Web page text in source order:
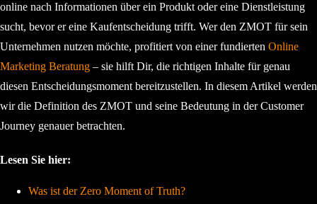
online nach Informationen über ein Produkt oder eine Dienstleistung
sucht, bevor er eine Kaufentscheidung trifft. Wer den ZMOT für sein
Unternehmen nutzen möchte, profitiert von einer fundierten Online
Marketing Beratung– sie hilft Dir, die richtigen Inhalte für genau
diesen Entscheidungsmoment bereitzustellen. In diesem Artikel werden
wir die Definition des ZMOT und seine Bedeutung in der Customer
Journey genauer betrachten.
Lesen Sie hier:
Was ist der Zero Moment of Truth?